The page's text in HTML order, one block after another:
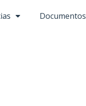
Documentos